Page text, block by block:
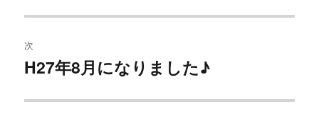
ビ
ゲ
ー
の
投
稿:
次
次
投
H27年8月になりました♪